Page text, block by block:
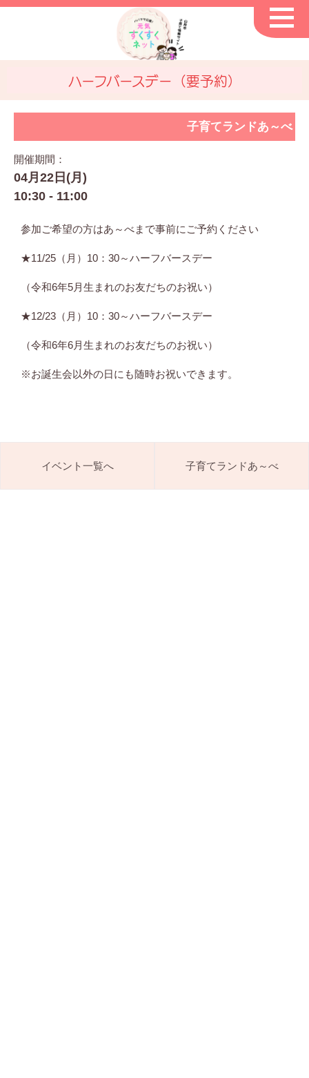
ハーフバースデー（要予約）
子育てランドあ～べ
開催期間：
04月22日(月)
10:30 - 11:00
参加ご希望の方はあ～べまで事前にご予約ください
★11/25（月）10：30～ハーフバースデー
（令和6年5月生まれのお友だちのお祝い）
★12/23（月）10：30～ハーフバースデー
（令和6年6月生まれのお友だちのお祝い）
※お誕生会以外の日にも随時お祝いできます。
イベント一覧へ 子育てランドあ～べ